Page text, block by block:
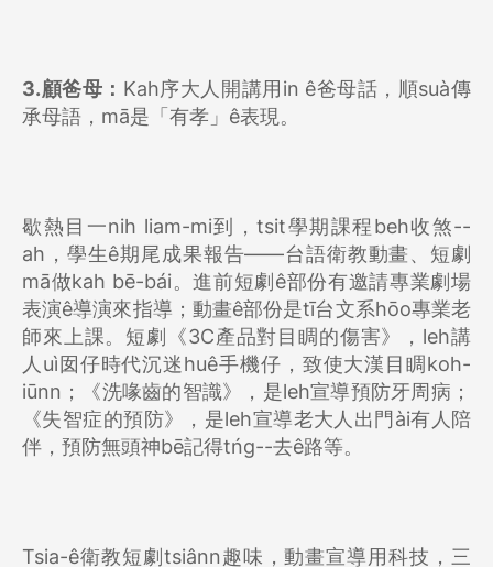
3.顧爸母： Kah序大人開講用in ê爸母話，順suà傳
承母語，mā是「有孝」ê表現。
歇熱目一nih liam-mi到，tsit學期課程beh收煞--
ah，學生ê期尾成果報告——台語衛教動畫、短劇
mā做kah bē-bái。進前短劇ê部份有邀請專業劇場
表演ê導演來指導；動畫ê部份是tī台文系hōo專業老
師來上課。短劇《3C產品對目睭的傷害》，leh講
人uì囡仔時代沉迷huê手機仔，致使大漢目睭koh-
iūnn；《洗喙齒的智識》，是leh宣導預防牙周病；
《失智症的預防》，是leh宣導老大人出門ài有人陪
伴，預防無頭神bē記得tńg--去ê路等。
Tsia-ê衛教短劇tsiânn趣味，動畫宣導用科技，三